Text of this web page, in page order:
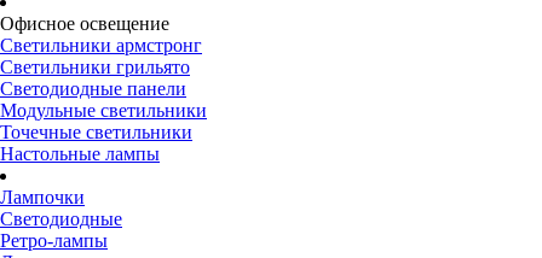
Офисное освещение
Светильники армстронг
Светильники грильято
Светодиодные панели
Модульные светильники
Точечные светильники
Настольные лампы
Лампочки
Светодиодные
Ретро-лампы